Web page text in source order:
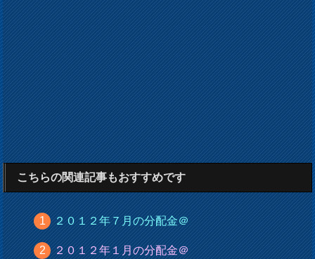
こちらの関連記事もおすすめです
２０１２年７月の分配金＠
２０１２年１月の分配金＠